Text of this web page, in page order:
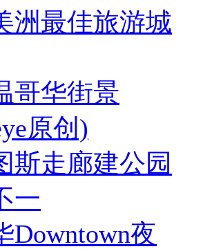
洲最佳旅游城
哥华街景
原创)
斯走廊建公园
一
Downtown夜